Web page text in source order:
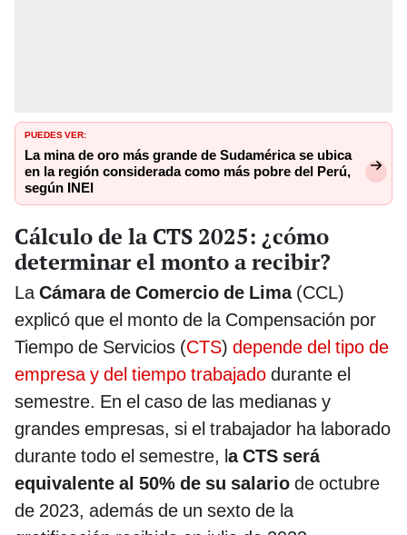
PUEDES VER:
La mina de oro más grande de Sudamérica se ubica
en la región considerada como más pobre del Perú,
según INEI
Cálculo de la CTS 2025: ¿cómo
determinar el monto a recibir?
LaCámara de Comercio de Lima (CCL)
explicó que el monto de la Compensación por
Tiempo de Servicios (CTS) depende del tipo de
empresa y del tiempo trabajado durante el
semestre. En el caso de las medianas y
grandes empresas, si el trabajador ha laborado
durante todo el semestre, la CTS será
equivalente al 50% de su salario de octubre
de 2023, además de un sexto de la